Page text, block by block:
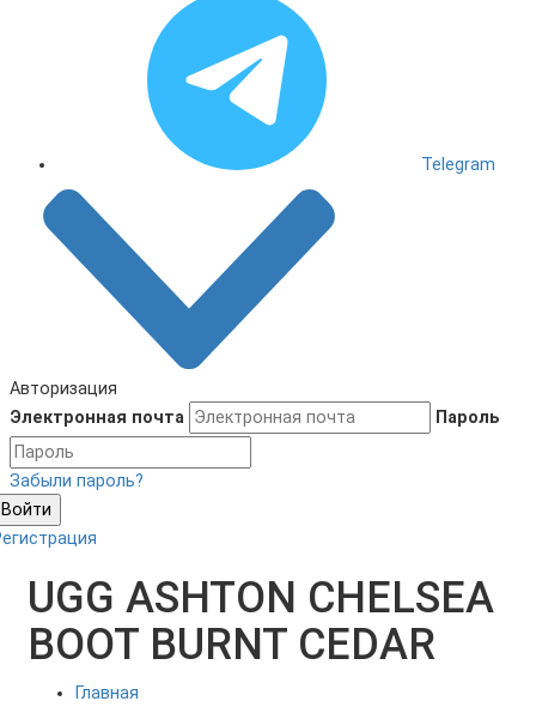
Telegram
Авторизация
Электронная почта
Пароль
Забыли пароль?
Войти
UGG ASHTON CHELSEA
BOOT BURNT CEDAR
Главная